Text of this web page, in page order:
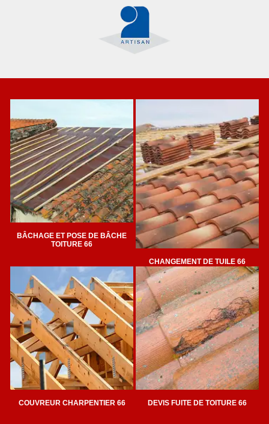
BÂCHAGE ET POSE DE BÂCHE
TOITURE 66
CHANGEMENT DE TUILE 66
COUVREUR CHARPENTIER 66 DEVIS FUITE DE TOITURE 66